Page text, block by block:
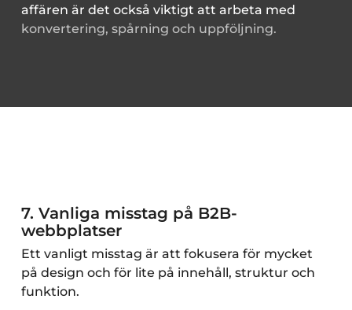
affären är det också viktigt att arbeta med
konvertering, spårning och uppföljning.
7. Vanliga misstag på B2B-
webbplatser
Ett vanligt misstag är att fokusera för mycket
på design och för lite på innehåll, struktur och
funktion.